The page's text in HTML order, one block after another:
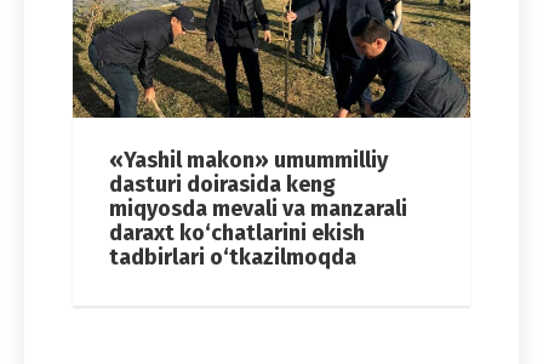
«Yashil makon» umummilliy
dasturi doirasida keng
miqyosda mevali va manzarali
daraxt ko‘chatlarini ekish
tadbirlari o‘tkazilmoqda